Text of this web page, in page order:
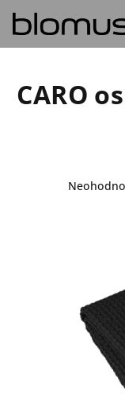
obsah
CARO
Průměrné
hvězdiček.